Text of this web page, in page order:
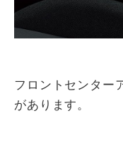
フロントセンター
があります。